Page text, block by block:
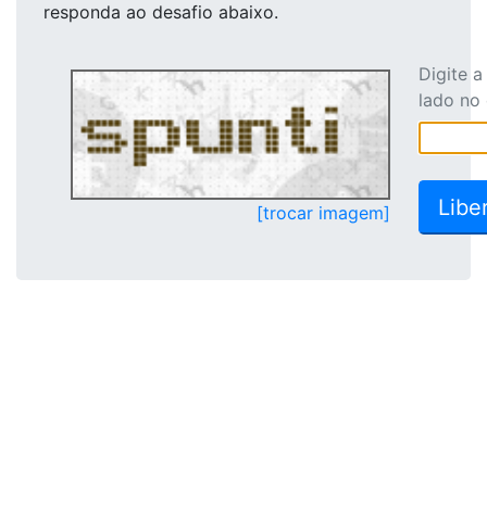
responda ao desafio abaixo.
[trocar imagem]
Digite
lado no